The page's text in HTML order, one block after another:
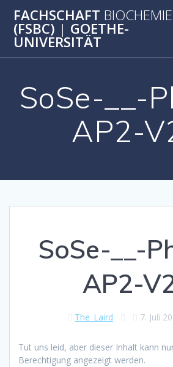
Inhalt
FACHSCHAFT BIOCHEMIE
(FSBC) | GOETHE-
UNIVERSITÄT
SoSe-__-
AP2-
SoSe-__-
AP2-
The_Laird 7. Juli
Tut uns leid, aber dieser Inhalt kann
Berechtigung angezeigt werden.